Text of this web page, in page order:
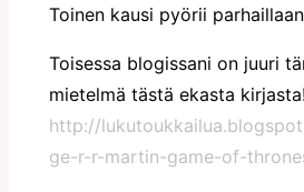
Toinen kausi pyörii
Toisessa blogissani on juuri
mietelmä tästä ekasta kirjasta!
http://
ge-r-r-martin-game-of-